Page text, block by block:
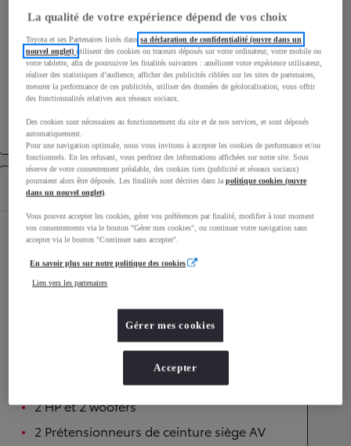
Vitesse maximale 210km/h
Accélération 0-100km/h
8,1secondes
Transmission
Transmission
Boîte automatique
Équipements
Autres
2 Airbags de tête
2 Airbags frontaux, conducteur et
2 Airbags latéraux AV, intégrés au dossier
2ème clé radiocommandée
2 HP et 2 woofers
2 Prétensionneurs de ceinture siège AV
La qualité de votre expérience dépend de vos choix
Toyota et ses Partenaires listés danssa déclaration de confidentialité (ouvre dans un
nouvel onglet)utilisent des cookies ou traceurs déposés sur votre ordinateur, votre mobile ou
votre tablette, afin de poursuivre les finalités suivantes : améliorer votre expérience utilisateur,
réaliser des statistiques d’audience, afficher des publicités ciblées sur les sites de partenaires,
mesurer la performance de ces publicités, utiliser des données de géolocalisation, vous offrir
des fonctionnalités relatives aux réseaux sociaux.
Des cookies sont nécessaires au fonctionnement du site et de nos services, et sont déposés
automatiquement.
Pour une navigation optimale, nous vous invitons à accepter les cookies de performance et/ou
fonctionnels. En les refusant, vous perdriez des informations affichées sur notre site. Sous
réserve de votre consentement préalable, des cookies tiers (publicité et réseaux sociaux)
pourraient alors être déposés. Les finalités sont décrites dans lapolitique cookies (ouvre
dans un nouvel onglet).
Vous pouvez accepter les cookies, gérer vos préférences par finalité, modifier à tout moment
vos consentements via le bouton "Gérer mes cookies", ou continuer votre navigation sans
accepter via le bouton "Continuer sans accepter".
En savoir plus sur notre politique des cookies
Lien vers les partenaires
Gérer mes cookies
Accepter